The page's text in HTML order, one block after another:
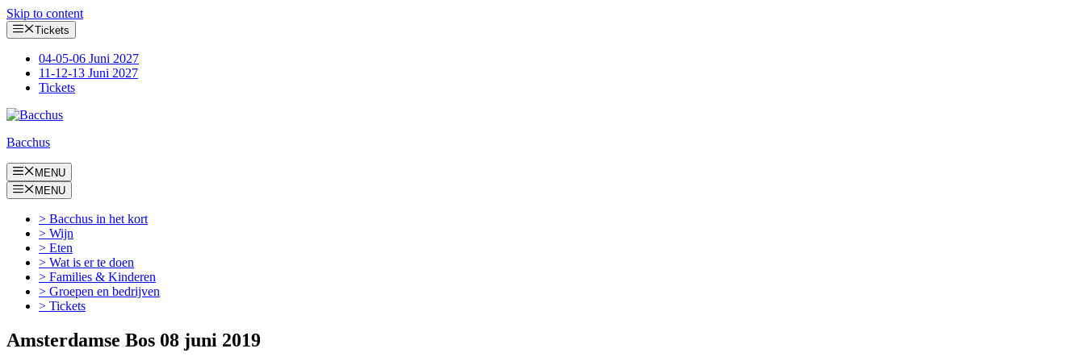
Skip to content
Tickets
04-05-06 Juni 2027
11-12-13 Juni 2027
Tickets
Bacchus
MENU
MENU
> Bacchus in het kort
> Wijn
> Eten
> Wat is er te doen
> Families & Kinderen
> Groepen en bedrijven
> Tickets
Amsterdamse Bos 08 juni 2019